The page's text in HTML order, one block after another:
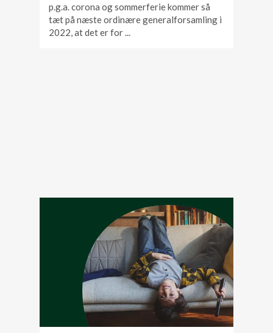
p.g.a. corona og sommerferie kommer så
tæt på næste ordinære generalforsamling i
2022, at det er for ...